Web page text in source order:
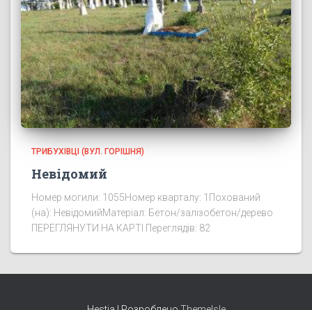
ТРИБУХІВЦІ (ВУЛ. ГОРІШНЯ)
Невідомий
Номер могили: 1055Номер кварталу: 1Похований
(на): НевідомийМатеріал: Бетон/залізобетон/дерево
ПЕРЕГЛЯНУТИ НА КАРТІ Переглядів: 82